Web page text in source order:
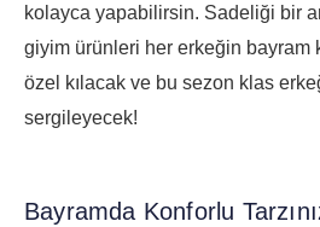
kolayca yapabilirsin. Sadeliği bir
giyim ürünleri her erkeğin bayram
özel kılacak ve bu sezon klas
sergileyecek!
Bayramda Konforlu